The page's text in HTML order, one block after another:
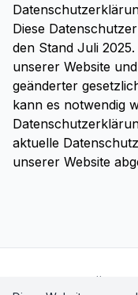
Diese
den Stand Juli
unserer Website
geänderter
kann es notwendig
aktuelle
unserer Website